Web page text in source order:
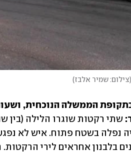
(צילום: שמיר אלבז)